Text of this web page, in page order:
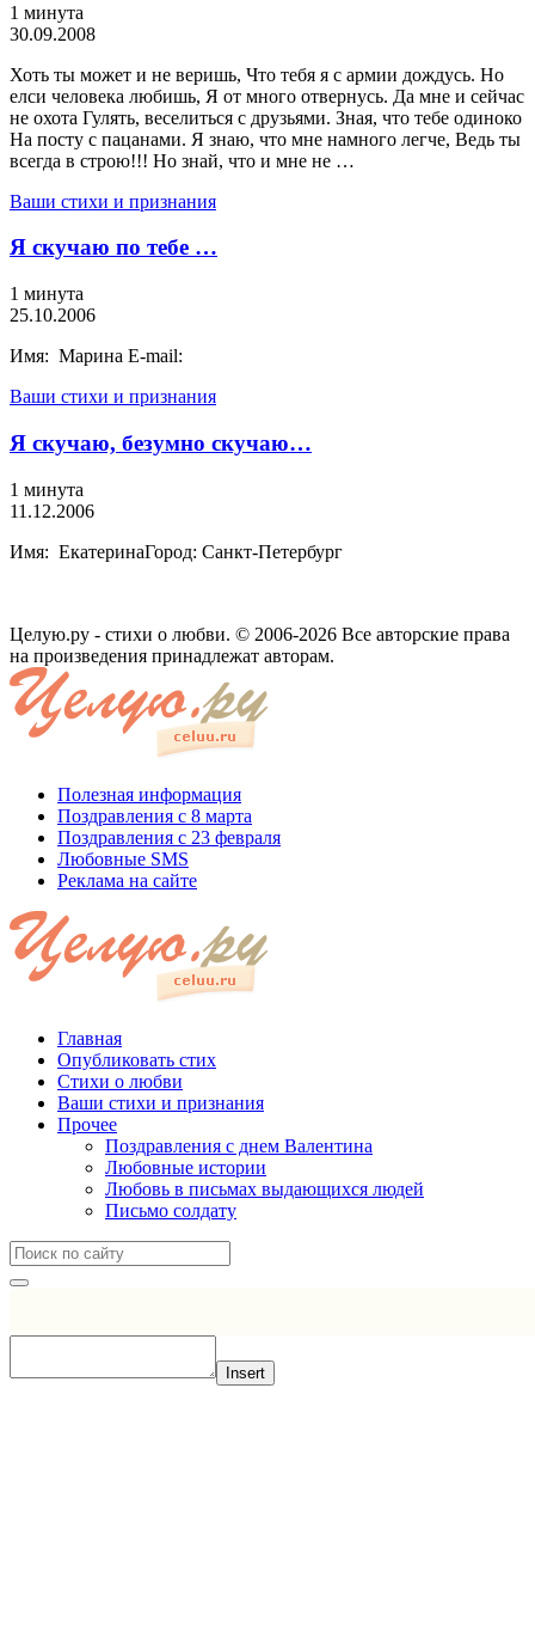
1 минута
30.09.2008
Хоть ты может и не веришь, Что тебя я с армии дождусь. Но
елси человека любишь, Я от много отвернусь. Да мне и сейчас
не охота Гулять, веселиться с друзьями. Зная, что тебе одиноко
На посту с пацанами. Я знаю, что мне намного легче, Ведь ты
всегда в строю!!! Но знай, что и мне не …
Ваши стихи и признания
Я скучаю по тебе …
1 минута
25.10.2006
Имя: Марина E-mail:
Ваши стихи и признания
Я скучаю, безумно скучаю…
1 минута
11.12.2006
Имя: ЕкатеринаГород: Санкт-Петербург
Целую.ру - стихи о любви. © 2006-2026 Все авторские права
на произведения принадлежат авторам.
Полезная информация
Поздравления с 8 марта
Поздравления с 23 февраля
Любовные SMS
Реклама на сайте
Главная
Опубликовать стих
Стихи о любви
Ваши стихи и признания
Прочее
Поздравления с днем Валентина
Любовные истории
Любовь в письмах выдающихся людей
Письмо солдату
Insert